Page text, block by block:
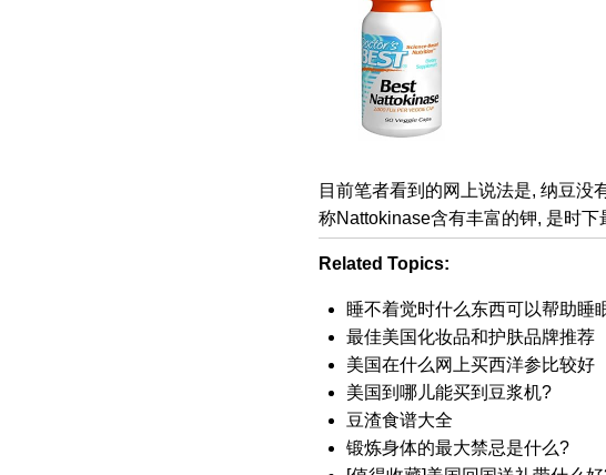
目前笔者看到的网上说法是, 纳豆没
称Nattokinase含有丰富的钾, 是时下
Related Topics:
睡不着觉时什么东西可以帮助睡
最佳美国化妆品和护肤品牌推荐
美国在什么网上买西洋参比较好
美国到哪儿能买到豆浆机?
豆渣食谱大全
锻炼身体的最大禁忌是什么?